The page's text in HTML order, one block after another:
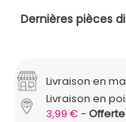
Dernières pièces
Livraison en
Livraison en
3,99 €
Offerte